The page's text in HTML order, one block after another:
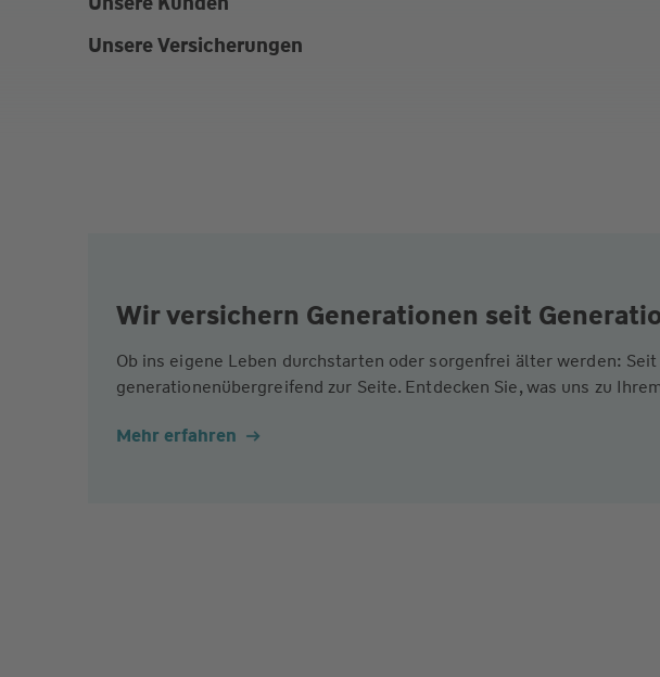
Unsere Versicherungen
Wir versichern Generationen seit
Ob ins eigene Leben durchstarten oder sorgenfrei älter werden:
generationenübergreifend zur Seite. Entdecken Sie, was uns zu
Mehr erfahren